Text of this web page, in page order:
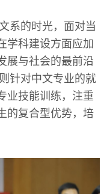
系的时光，面对当
学科建设方面应加
展与社会的最前沿
针对中文专业的就
业技能训练，注重
的复合型优势，培